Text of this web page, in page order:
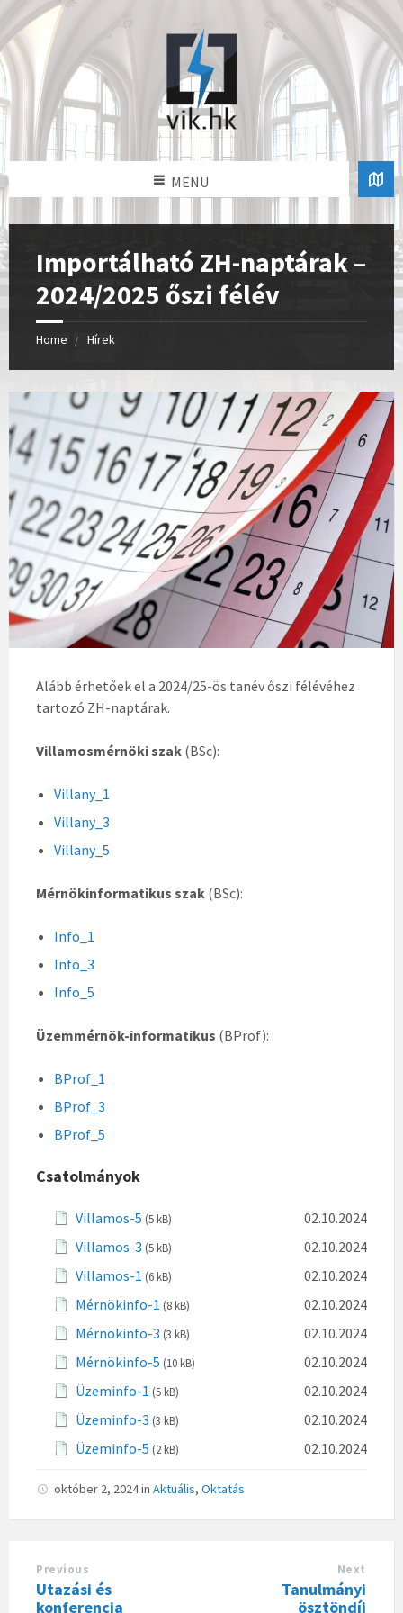
MENU
Importálható ZH-naptárak –
2024/2025 őszi félév
Home Hírek
Alább érhetőek el a 2024/25-ös tanév őszi félévéhez
tartozó ZH-naptárak.
Villamosmérnöki szak (BSc):
Villany_1
Villany_3
Villany_5
Mérnökinformatikus szak (BSc):
Info_1
Info_3
Info_5
Üzemmérnök-informatikus (BProf):
BProf_1
BProf_3
BProf_5
Csatolmányok
Villamos-5 (5 kB)
02.10.2024
Villamos-3 (5 kB)
02.10.2024
Villamos-1 (6 kB)
02.10.2024
Mérnökinfo-1 (8 kB)
02.10.2024
Mérnökinfo-3 (3 kB)
02.10.2024
Mérnökinfo-5 (10 kB)
02.10.2024
Üzeminfo-1 (5 kB)
02.10.2024
Üzeminfo-3 (3 kB)
02.10.2024
Üzeminfo-5 (2 kB) 02.10.2024
október 2, 2024in Aktuális, Oktatás
Previous
Utazási és
konferencia
Next
Tanulmányi
ösztöndíj